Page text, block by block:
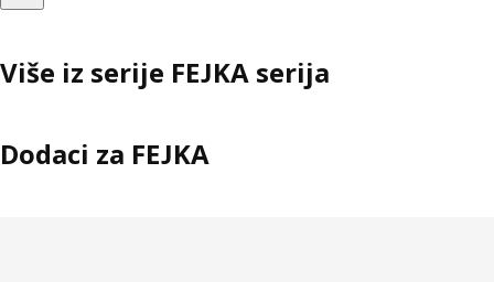
Više iz serije FEJKA serija
Dodaci za FEJKA